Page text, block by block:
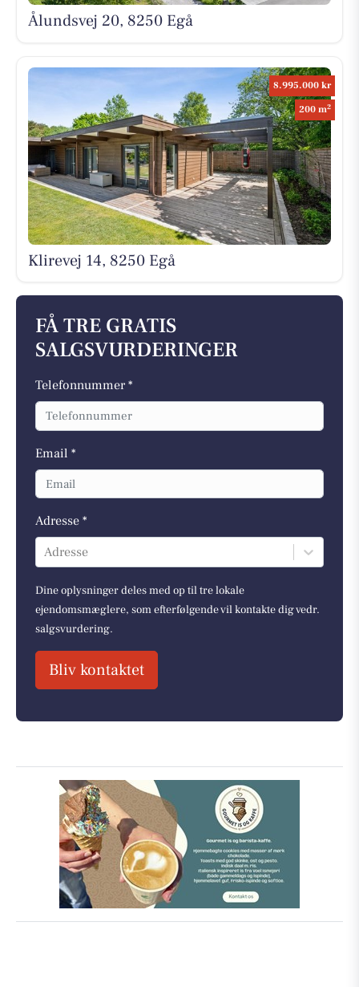
Ålundsvej 20, 8250 Egå
8.995.000 kr
200 m2
Klirevej 14, 8250 Egå
FÅ TRE GRATIS
SALGSVURDERINGER
Telefonnummer *
Email *
Adresse *
Adresse
Dine oplysninger deles med op til tre lokale
ejendomsmæglere, som efterfølgende vil kontakte dig vedr.
salgsvurdering.
Bliv kontaktet